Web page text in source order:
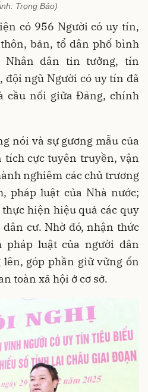
Trọng Bảo)
có 956 Người có uy tín,
bản, tổ dân phố bình
Nhân dân tin tưởng, tín
ngũ Người có uy tín đã
cầu nối giữa Đảng, chính
nói và sự gương mẫu của
cực tuyên truyền, vận
nghiêm các chủ trương
pháp luật của Nhà nước;
hiện hiệu quả các quy
cư. Nhờ đó, nhận thức
pháp luật của người dân
góp phần giữ vững ổn
toàn xã hội ở cơ sở.